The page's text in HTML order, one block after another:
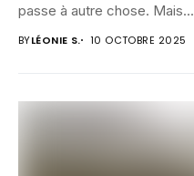
passe à autre chose. Mais...
BYLÉONIE S. 10 OCTOBRE 2025